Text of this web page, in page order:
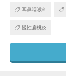
耳鼻咽喉科
慢性扁桃炎